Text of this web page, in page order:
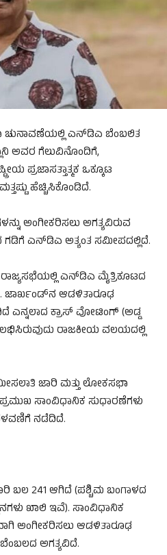
ಚುನಾವಣೆಯಲ್ಲಿ ಎನ್‌ಡಿಎ ಬೆಂಬಲಿತ
ಅವರ ಗೆಲುವಿನೊಂದಿಗೆ,
ಪ್ರಜಾಸತ್ತಾತ್ಮಕ ಒಕ್ಕೂಟ
ಹೆಚ್ಚಿಸಿಕೊಂಡಿದೆ.
ಅಂಗೀಕರಿಸಲು ಅಗತ್ಯವಿರುವ
ಎನ್‌ಡಿಎ ಅತ್ಯಂತ ಸಮೀಪದಲ್ಲಿದೆ.
ಎನ್‌ಡಿಎ ಮೈತ್ರಿಕೂಟದ
ಜಾರ್ಖಂಡ್‌ನ ಆಡಳಿತಾರೂಢ
ಎನ್ನಲಾದ ಕ್ರಾಸ್ ವೋಟಿಂಗ್ (ಅಡ್ಡ
ರಾಜಕೀಯ ವಲಯದಲ್ಲಿ
ಜಾರಿ ಮತ್ತು ಲೋಕಸಭಾ
ಸಾಂವಿಧಾನಿಕ ಸುಧಾರಣೆಗಳು
ನಡೆದಿದೆ.
ಬಲ 241 ಆಗಿದೆ (ಪಶ್ಚಿಮ ಬಂಗಾಳದ
ಖಾಲಿ ಇವೆ). ಸಾಂವಿಧಾನಿಕ
ಅಂಗೀಕರಿಸಲು ಆಡಳಿತಾರೂಢ
ಬೆಂಬಲದ ಅಗತ್ಯವಿದೆ.